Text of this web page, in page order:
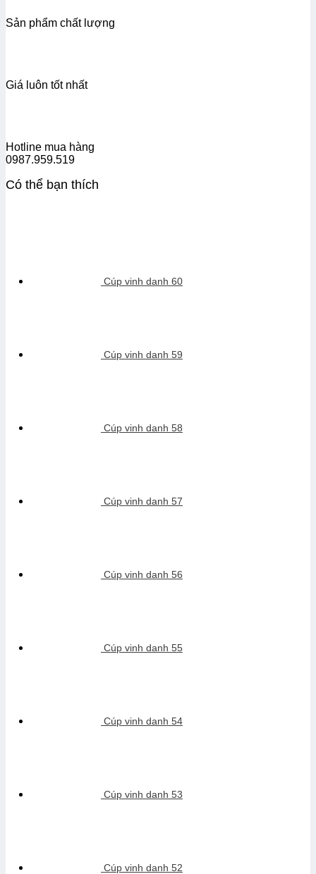
Sản phẩm chất lượng
Giá luôn tốt nhất
Hotline mua hàng
0987.959.519
Có thể bạn thích
Cúp vinh danh 60
Cúp vinh danh 59
Cúp vinh danh 58
Cúp vinh danh 57
Cúp vinh danh 56
Cúp vinh danh 55
Cúp vinh danh 54
Cúp vinh danh 53
Cúp vinh danh 52